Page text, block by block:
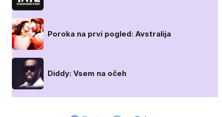
Poroka na prvi pogled: Avstralija
Diddy: Vsem na očeh